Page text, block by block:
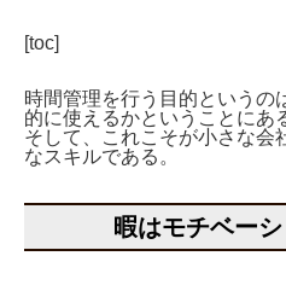
[toc]
時間管理を行う目的というの
的に使えるかということにあ
そして、これこそが小さな会
なスキルである。
暇はモチベー